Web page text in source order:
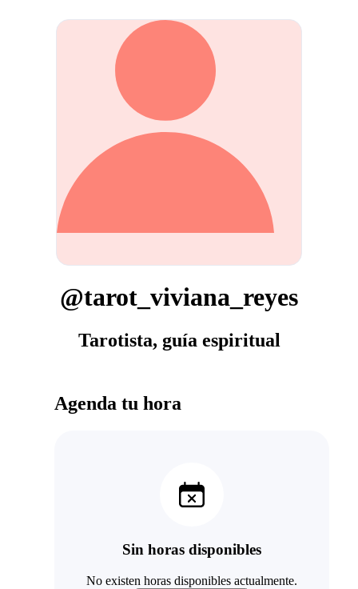
@tarot_viviana_reyes
Tarotista, guía espiritual
Agenda tu hora
Sin horas disponibles
No existen horas disponibles actualmente.